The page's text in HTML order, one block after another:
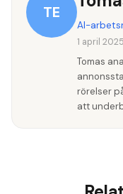
annonsen.
TE
AI-
1 april 2025
Tomas
rörelser
att